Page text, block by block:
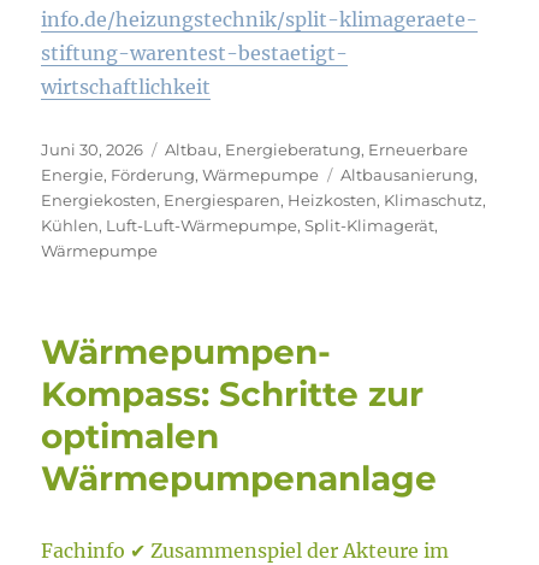
info.de/heizungstechnik/split-klimageraete-
stiftung-warentest-bestaetigt-
wirtschaftlichkeit
Veröffentlicht
am
Juni 30, 2026 Kategorien
Altbau, Energieberatung, Erneuerbare
Energie, Förderung,Wärmepumpe Schlagwörter
Altbausanierung,
Energiekosten, Energiesparen, Heizkosten, Klimaschutz,
Kühlen, Luft-Luft-Wärmepumpe,Split-Klimagerät,
Wärmepumpe
Wärmepumpen-
Kompass: Schritte zur
optimalen
Wärmepumpenanlage
Fachinfo ✔ Zusammenspiel der Akteure im